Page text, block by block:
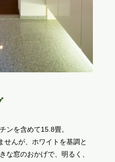
ンを含めて15.8畳。
せんが、ホワイトを基調と
な窓のおかげで、明るく、